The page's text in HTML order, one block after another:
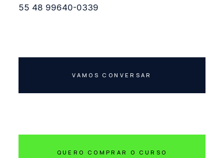
55 48 99640-0339
VAMOS CONVERSAR
QUERO COMPRAR O CURSO